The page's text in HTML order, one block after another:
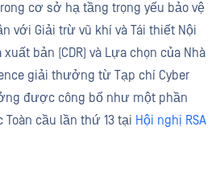
cơ sở hạ tầng trọng yếu bảo vệ
với Giải trừ vũ khí và Tái thiết Nội
bản (CDR) và Lựa chọn của Nhà
giải thưởng từ Tạp chí Cyber
được công bố như một phần
cầu lần thứ 13 tại Hội nghị RSA